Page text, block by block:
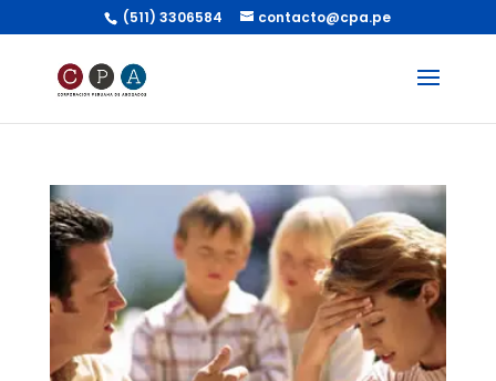
(511) 3306584 contacto@cpa.pe